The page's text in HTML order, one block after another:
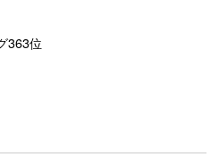
363位